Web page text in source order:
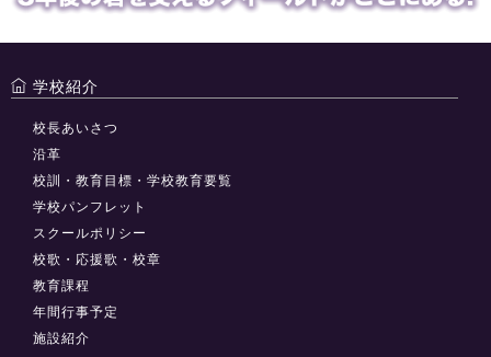
学校紹介
校長あいさつ
沿革
校訓・教育目標・学校教育要覧
学校パンフレット
スクールポリシー
校歌・応援歌・校章
教育課程
年間行事予定
施設紹介